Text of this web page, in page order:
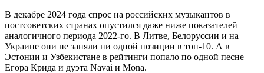
В декабре 2024 года спрос на российских музыкантов в
постсоветских странах опустился даже ниже показателей
аналогичного периода 2022-го. В Литве, Белоруссии и на
Украине они не заняли ни одной позиции в топ-10. А в
Эстонии и Узбекистане в рейтинги попало по одной песне
Егора Крида и дуэта Navai и Mona.